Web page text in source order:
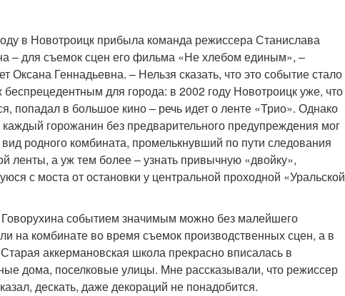
в Новотроицк прибыла команда режиссера Станислава
– для съемок сцен его фильма «Не хлебом единым», –
Оксана Геннадьевна. – Нельзя сказать, что это событие стало
для города: в 2002 году Новотроицк уже, что
попадал в большое кино – речь идет о ленте «Трио». Однако
горожанин без предварительного предупреждения мог
родного комбината, промелькнувший по пути следования
ленты, а уж тем более – узнать привычную «двойку»,
с моста от остановки у центральной проходной «Уральской
событием значимым можно без малейшего
на комбинате во время съемок производственных сцен, а в
аккермановская школа прекрасно вписалась в
дома, поселковые улицы. Мне рассказывали, что режиссер
дескать, даже декораций не понадобится.